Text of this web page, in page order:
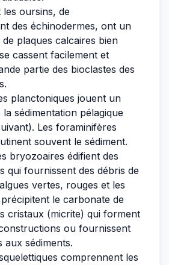
oursins, de
des échinodermes, ont un
plaques calcaires bien
cassent facilement et
partie des bioclastes des
planctoniques jouent un
sédimentation pélagique
Les foraminifères
souvent le sédiment.
bryozoaires édifient des
qui fournissent des débris de
vertes, rouges et les
le carbonate de
cristaux (micrite) qui forment
ou fournissent
aux sédiments.
comprennent les